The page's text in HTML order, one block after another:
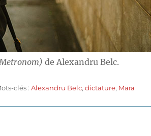
de Alexandru Belc.
clés :Alexandru Belc,dictature, Mara